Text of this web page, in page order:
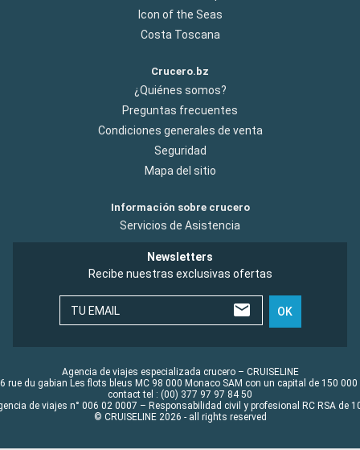
Icon of the Seas
Costa Toscana
Crucero.bz
¿Quiénes somos?
Preguntas frecuentes
Condiciones generales de venta
Seguridad
Mapa del sitio
Información sobre crucero
Servicios de Asistencia
Newsletters
Recibe nuestras exclusivas ofertas
TU EMAIL OK
Agencia de viajes especializada crucero – CRUISELINE
rue du gabian Les flots bleus MC 98 000 Monaco SAM con un capital de 150 000
contact tel : (00) 377 97 97 84 50
de viajes n° 006 02 0007 – Responsabilidad civil y profesional RC RSA de
© CRUISELINE 2026 - all rights reserved